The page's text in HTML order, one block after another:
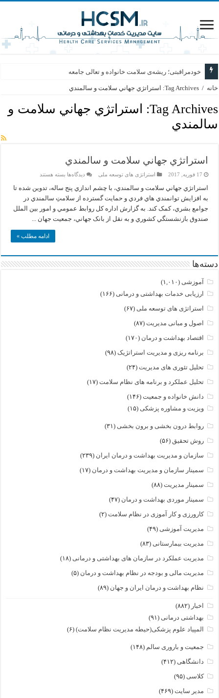
خودمراقبتی؛ ریشه‌ی سلامت خانواده و تعالی جامعه
خانه / Tag Archives: استراتژي جهاني سلامت و سالمندي
Tag Archives:
استراتژي جهاني سلامت و
سالمندي
استراتژي جهاني سلامت و سالمندي
17 فوریه, 2017 استراتژی های توسعه ملی دیدگاه‌ها برای
جهاني
و
سالمندي
بسته هستند
استراتژي جهاني سلامت و سالمندي، با چشم اندازي پنج ساله، تدوين شده تا
به افزايش توانمندي هاي فردي و حمايت گسترده از سلامتِ سالمندي در
جوامع بشري، کمک کند. به گزارش اداره کل روابط عمومي و امور بين الملل
صندوق بازنشستگي کشوري و به نقل از بانک جهاني، جمعيت جهان ...
ادامه مطلب »
دسته‌ها
آموزشی (۱,۰۱۰)
ارزیابی خدمات بهداشتی و درمانی (۱۶۶)
استراتژی های توسعه ملی (۶۷)
اصول و مبانی مدیریت (۸۷)
اقتصاد بهداشت و درمان (۱۷۰)
برنامه ریزی و مدیریت استراتژیک (۹۸)
تحلیل تئوری های مدیریت (۲۴)
تحلیل عملکرد و برنامه های نظام سلامت (۱۷)
دانش خانواده و جمعیت (۱۴۶)
ویزیت و مشاوره پزشکی (۱۵)
روابط درون بخشی و برون بخشی (۳۱)
روش تحقیق (۵۶)
سازمان و مدیریت بهداشت و درمان ایران (۲۳۹)
سمینار سازمان و مدیریت بهداشت و درمان (۱۷)
سمینار مدیریت (۸۸)
سمینار موردی بهداشت و درمان (۴۷)
کارورزی و کار آموزی در نظام سلامت (۲)
مدیریت آموزشی (۴۹)
مدیریت بیمارستانی (۸۳)
مدیریت عملکرد در سازمان های بهداشتی و درمانی (۱۸)
مدیریت مالی و بودجه در نظام بهداشت و درمان (۵)
نظام بهداشت و درمان ایران و جهان (۸۹)
اخبار (۸۸۲)
بهداشتی درمانی (۹۱)
المپیاد علوم پزشکی(حیطه مدیریت نظام سلامت) (۶)
جمعیت و باروری سالم (۱۴۸)
دانشگاهی (۴۱۲)
کلاسی (۹۵)
مدیر سایت (۴۶۹)